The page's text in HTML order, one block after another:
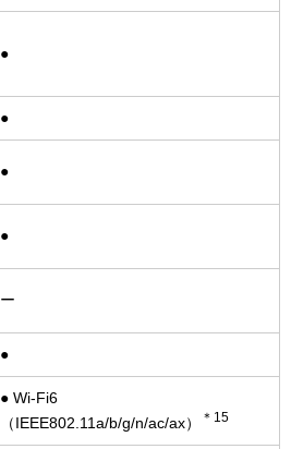
●
●
●
●
ー
●
● Wi-Fi6
（IEEE802.11a/b/g/n/ac/ax）
＊15